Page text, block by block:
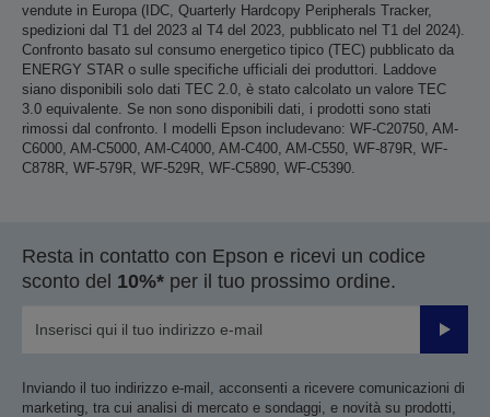
vendute in Europa (IDC, Quarterly Hardcopy Peripherals Tracker,
spedizioni dal T1 del 2023 al T4 del 2023, pubblicato nel T1 del 2024).
Confronto basato sul consumo energetico tipico (TEC) pubblicato da
ENERGY STAR o sulle specifiche ufficiali dei produttori. Laddove
siano disponibili solo dati TEC 2.0, è stato calcolato un valore TEC
3.0 equivalente. Se non sono disponibili dati, i prodotti sono stati
rimossi dal confronto. I modelli Epson includevano: WF-C20750, AM-
C6000, AM-C5000, AM-C4000, AM-C400, AM-C550, WF-879R, WF-
C878R, WF-579R, WF-529R, WF-C5890, WF-C5390.
Resta in contatto con Epson e ricevi un codice
sconto del 10%* per il tuo prossimo ordine.
Invia
Inviando il tuo indirizzo e-mail, acconsenti a ricevere comunicazioni di
marketing, tra cui analisi di mercato e sondaggi, e novità su prodotti,